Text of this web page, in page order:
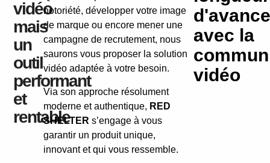
vidéo
mais
un
outil
performant
et
rentable
notoriété, développer votre image
de marque ou encore mener une
campagne de recrutement, nous
saurons vous proposer la solution
vidéo adaptée à votre besoin.
Via son approche résolument
moderne et authentique, RED
SHELTER s’engage à vous
garantir un produit unique,
innovant et qui vous ressemble.
d'avance
avec la
vidéo